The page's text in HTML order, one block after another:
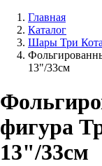
Главная
Каталог
Шары Три Кота
13"/33см
фигура
13"/33см